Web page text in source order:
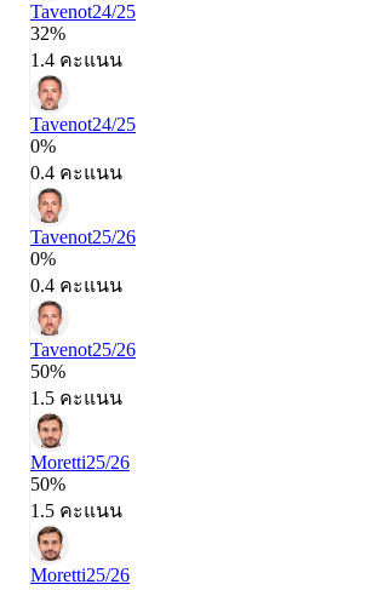
Tavenot24/25
32%
1.4 คะแนน
Tavenot24/25
0%
0.4 คะแนน
Tavenot25/26
0%
0.4 คะแนน
Tavenot25/26
50%
1.5 คะแนน
Moretti25/26
50%
1.5 คะแนน
Moretti25/26